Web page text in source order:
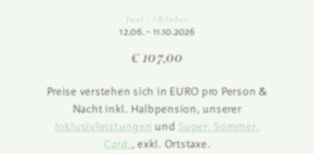
Juni - Oktober
12.06. - 11.10.2026
€ 107,00
Preise verstehen sich in EURO pro Person &
Nacht inkl. Halbpension, unserer
Inklusivleistungen und Super. Sommer.
Card., exkl. Ortstaxe.